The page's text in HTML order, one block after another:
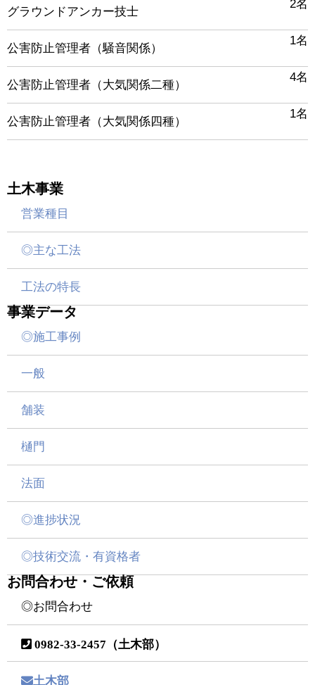
グラウンドアンカー技士
2名
公害防止管理者（騒音関係）
1名
公害防止管理者（大気関係二種）
4名
公害防止管理者（大気関係四種）
1名
土木事業
営業種目
◎主な工法
工法の特長
事業データ
◎施工事例
一般
舗装
樋門
法面
◎進捗状況
◎技術交流・有資格者
お問合わせ・ご依頼
◎お問合わせ
0982-33-2457（土木部）
土木部